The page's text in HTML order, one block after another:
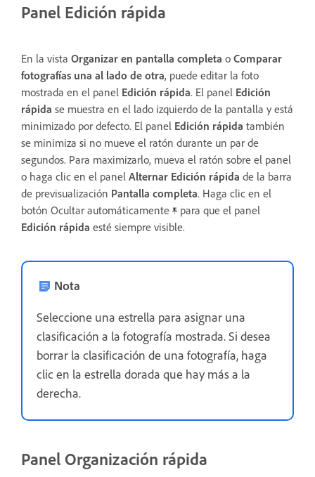
Panel Edición rápida
En la vista Organizar en pantalla completa o Comparar
fotografías una al lado de otra, puede editar la foto
mostrada en el panel Edición rápida. El panel Edición
rápida se muestra en el lado izquierdo de la pantalla y está
minimizado por defecto. El panel Edición rápida también
se minimiza si no mueve el ratón durante un par de
segundos. Para maximizarlo, mueva el ratón sobre el panel
o haga clic en el panel Alternar Edición rápida de la barra
de previsualización Pantalla completa. Haga clic en el
botón Ocultar automáticamente
para que el panel
Edición rápida esté siempre visible.
Nota
Seleccione una estrella para asignar una
clasificación a la fotografía mostrada. Si desea
borrar la clasificación de una fotografía, haga
clic en la estrella dorada que hay más a la
derecha.
Panel Organización rápida